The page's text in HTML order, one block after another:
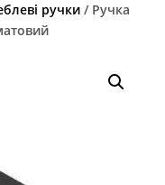
ручки / Ручка